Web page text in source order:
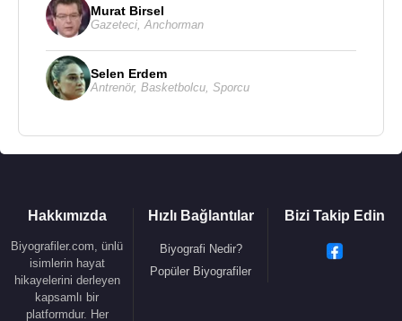
Leopold Carl Müller, 4 Ağustos 1892 tarihinde
Leopold Carl Muller- YukarıMısır'da okul
Leopold Carl Müller, Mısırlı Dansöz 1985
Murat Birsel
Gazeteci Anchorman
Selen Erdem
Antrenör, Basketbolcu Sporcu
Hakkımızda
Biyografiler.com, ünlü
isimlerin hayat
hikayelerini derleyen
kapsamlı bir
platformdur. Her
Hızlı Bağlantılar
Biyografi Nedir?
Popüler Biyografiler
Bizi Takip Edin